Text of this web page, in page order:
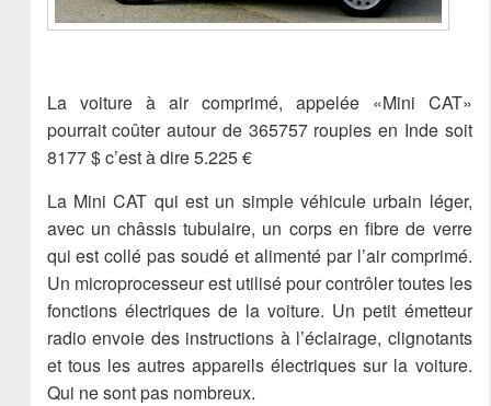
La voiture à air comprimé, appelée «Mini CAT»
pourrait coûter autour de 365757 roupies en Inde soit
8177 $ c’est à dire 5.225 €
La Mini CAT qui est un simple véhicule urbain léger,
avec un châssis tubulaire, un corps en fibre de verre
qui est collé pas soudé et alimenté par l’air comprimé.
Un microprocesseur est utilisé pour contrôler toutes les
fonctions électriques de la voiture. Un petit émetteur
radio envoie des instructions à l’éclairage, clignotants
et tous les autres appareils électriques sur la voiture.
Qui ne sont pas nombreux.